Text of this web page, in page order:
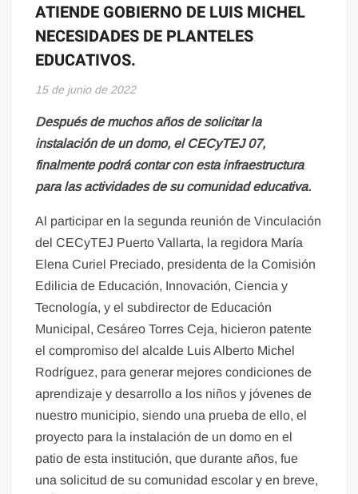
ATIENDE GOBIERNO DE LUIS MICHEL
NECESIDADES DE PLANTELES
EDUCATIVOS.
15 de junio de 2022
Después de muchos años de solicitar la
instalación de un domo, el CECyTEJ 07,
finalmente podrá contar con esta infraestructura
para las actividades de su comunidad educativa.
Al participar en la segunda reunión de Vinculación
del CECyTEJ Puerto Vallarta, la regidora María
Elena Curiel Preciado, presidenta de la Comisión
Edilicia de Educación, Innovación, Ciencia y
Tecnología, y el subdirector de Educación
Municipal, Cesáreo Torres Ceja, hicieron patente
el compromiso del alcalde Luis Alberto Michel
Rodríguez, para generar mejores condiciones de
aprendizaje y desarrollo a los niños y jóvenes de
nuestro municipio, siendo una prueba de ello, el
proyecto para la instalación de un domo en el
patio de esta institución, que durante años, fue
una solicitud de su comunidad escolar y en breve,